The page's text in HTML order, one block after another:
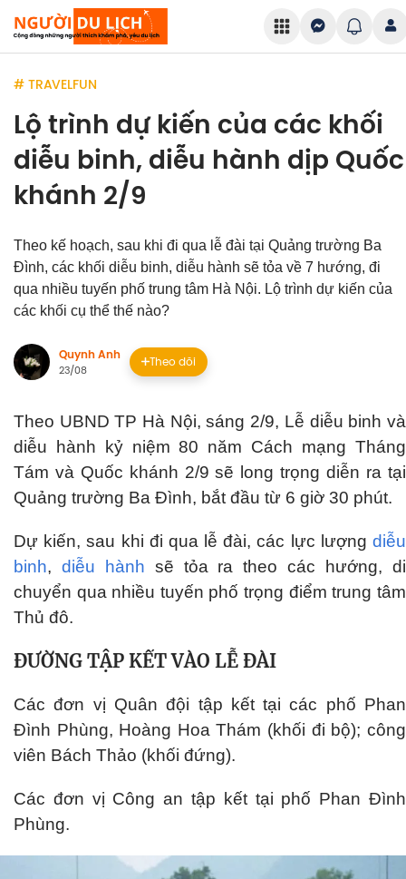
# TRAVELFUN
Lộ trình dự kiến của các khối
diễu binh, diễu hành dịp Quốc
khánh 2/9
Theo kế hoạch, sau khi đi qua lễ đài tại Quảng trường Ba
Đình, các khối diễu binh, diễu hành sẽ tỏa về 7 hướng, đi
qua nhiều tuyến phố trung tâm Hà Nội. Lộ trình dự kiến của
các khối cụ thể thế nào?
Quynh Anh
23/08
Theo dõi
Theo UBND TP Hà Nội, sáng 2/9, Lễ diễu binh và
diễu hành kỷ niệm 80 năm Cách mạng Tháng
Tám và Quốc khánh 2/9 sẽ long trọng diễn ra tại
Quảng trường Ba Đình, bắt đầu từ 6 giờ 30 phút.
Dự kiến, sau khi đi qua lễ đài, các lực lượng diễu
binh, diễu hành sẽ tỏa ra theo các hướng, di
chuyển qua nhiều tuyến phố trọng điểm trung tâm
Thủ đô.
ĐƯỜNG TẬP KẾT VÀO LỄ ĐÀI
Các đơn vị Quân đội tập kết tại các phố Phan
Đình Phùng, Hoàng Hoa Thám (khối đi bộ); công
viên Bách Thảo (khối đứng).
Các đơn vị Công an tập kết tại phố Phan Đình
Phùng.